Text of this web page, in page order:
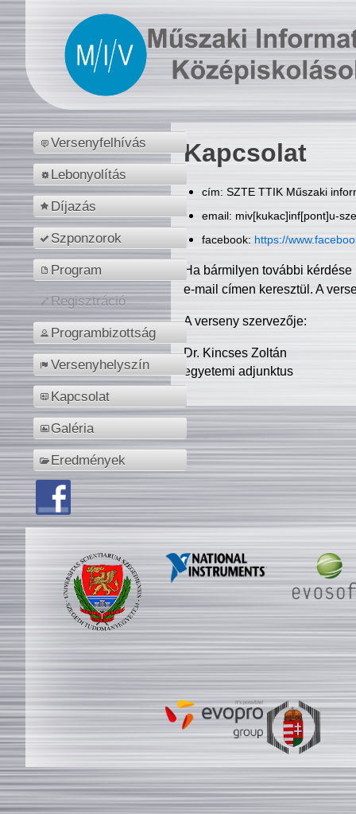
Versenyfelhívás
Lebonyolítás
Díjazás
Szponzorok
Program
Regisztráció
Programbizottság
Versenyhelyszín
Kapcsolat
Galéria
Eredmények
Kapcsolat
cím: SZTE TTIK Műszaki
email: miv[kukac]inf[pont]u-
facebook: https://
Ha bármilyen további
e-mail címen keresztül. A
A verseny szervezője:
Dr. Kincses Zoltán
egyetemi adjunktus